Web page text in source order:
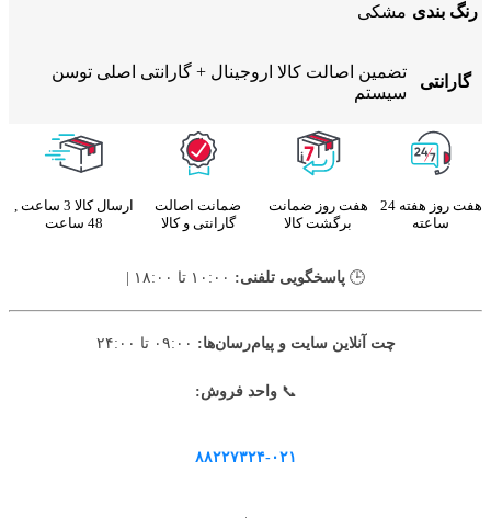
رنگ بندی مشکی
گارانتی
تضمین اصالت کالا اروجینال + گارانتی اصلی توسن
سیستم
هفت روز هفته 24
ساعته
هفت روز ضمانت
برگشت کالا
ضمانت اصالت
گارانتی و کالا
ارسال کالا 3 ساعت ,
48 ساعت
🕒 پاسخگویی تلفنی:
چت آنلاین سایت و پیام‌رسان‌ها:
📞واحد فروش:
۸۸۲۲۷۳۲۴-۰۲۱